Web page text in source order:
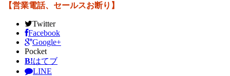
【営業電話、セールスお断り】
Twitter
Facebook
Google+
Pocket
B!はてブ
LINE